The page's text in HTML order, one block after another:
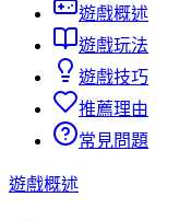
遊戲概述
遊戲玩法
遊戲技巧
推薦理由
常見問題
遊戲概述